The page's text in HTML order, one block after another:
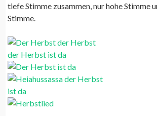
tiefe Stimme zusammen, nur hohe Stimme
Stimme.